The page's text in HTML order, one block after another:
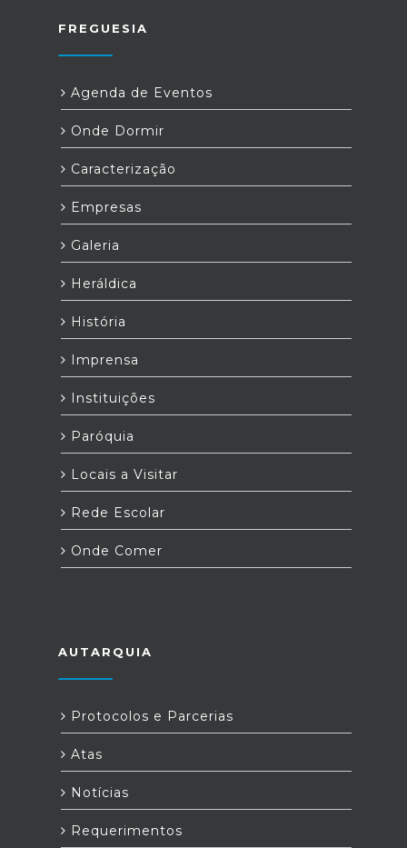
FREGUESIA
Agenda de Eventos
Onde Dormir
Caracterização
Empresas
Galeria
Heráldica
História
Imprensa
Instituições
Paróquia
Locais a Visitar
Rede Escolar
Onde Comer
AUTARQUIA
Protocolos e Parcerias
Atas
Notícias
Requerimentos